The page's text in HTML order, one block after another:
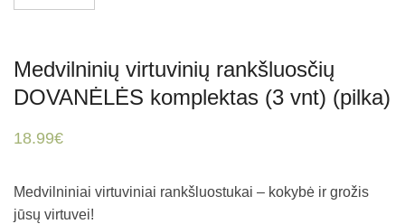
Medvilninių virtuvinių rankšluosčių
DOVANĖLĖS komplektas (3 vnt) (pilka)
18.99€
Medvilniniai virtuviniai rankšluostukai – kokybė ir grožis
jūsų virtuvei!